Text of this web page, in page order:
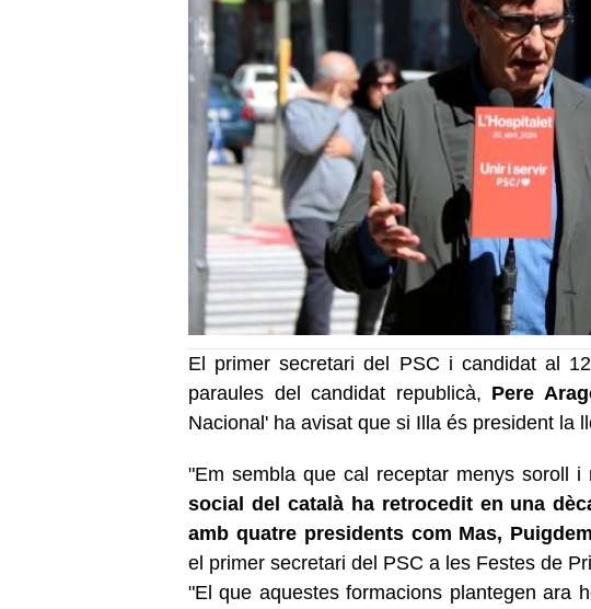
El primer secretari del PSC i candidat al
paraules del candidat republicà, Pere
Nacional' ha avisat que si Illa és president la
"Em sembla que cal receptar menys soroll i
social del català ha retrocedit en una
amb quatre presidents com Mas,
el primer secretari del PSC a les Festes de
"El que aquestes formacions plantegen ara